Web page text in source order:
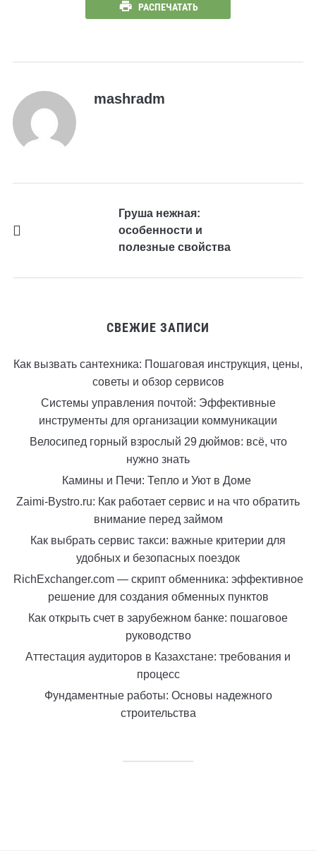
РАСПЕЧАТАТЬ
mashradm
Груша нежная:
особенности и
полезные свойства
СВЕЖИЕ ЗАПИСИ
Как вызвать сантехника: Пошаговая инструкция, цены,
советы и обзор сервисов
Системы управления почтой: Эффективные
инструменты для организации коммуникации
Велосипед горный взрослый 29 дюймов: всё, что
нужно знать
Камины и Печи: Тепло и Уют в Доме
Zaimi-Bystro.ru: Как работает сервис и на что обратить
внимание перед займом
Как выбрать сервис такси: важные критерии для
удобных и безопасных поездок
RichExchanger.com — скрипт обменника: эффективное
решение для создания обменных пунктов
Как открыть счет в зарубежном банке: пошаговое
руководство
Аттестация аудиторов в Казахстане: требования и
процесс
Фундаментные работы: Основы надежного
строительства